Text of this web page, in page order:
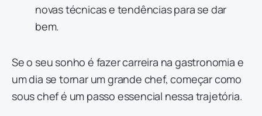
novas técnicas e tendências para se dar
bem.
Se o seu sonho é fazer carreira na gastronomia e
um dia se tornar um grande chef, começar como
sous chef é um passo essencial nessa trajetória.